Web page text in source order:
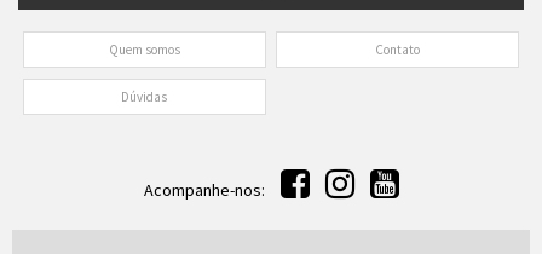
Quem somos Contato
Dúvidas
Acompanhe-nos: